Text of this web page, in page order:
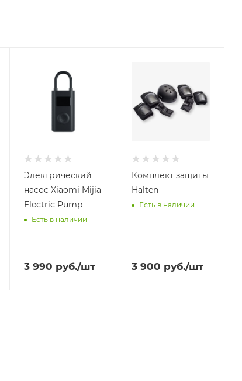
Электрический
насос Xiaomi Mijia
Electric Pump
Есть в наличии
3 990 руб./шт
Комплект защиты
Halten
Есть в наличии
3 900 руб./шт